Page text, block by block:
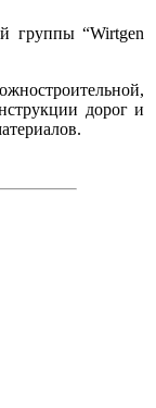
группы “Wirtgen
дорог и